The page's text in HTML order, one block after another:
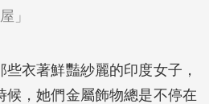
」
衣著鮮豔紗麗的印度女子，
候，她們金屬飾物總是不停在